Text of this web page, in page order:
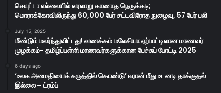
செயுட்டா எல்லையில் வரலாறு காணாத நெருக்கடி;
மொராக்கோவிலிருந்து 60,000 பேர் சட்டவிரோத நுழைவு, 57 பேர் பலி
July 15, 2025
மீண்டும் மலர்ந்துவிட்டது! வணக்கம் மலேசியா ஏற்பாட்டிலான மாணவர்
முழக்கம்- தமிழ்ப்பள்ளி மாணவர்களுக்கான பேச்சுப் போட்டி 2025
6 days ago
‘உலக அமைதியைக் கருத்தில் கொண்டு’ ஈரான் மீது உடனடி தாக்குதல்
இல்லை – ட்ரம்ப்